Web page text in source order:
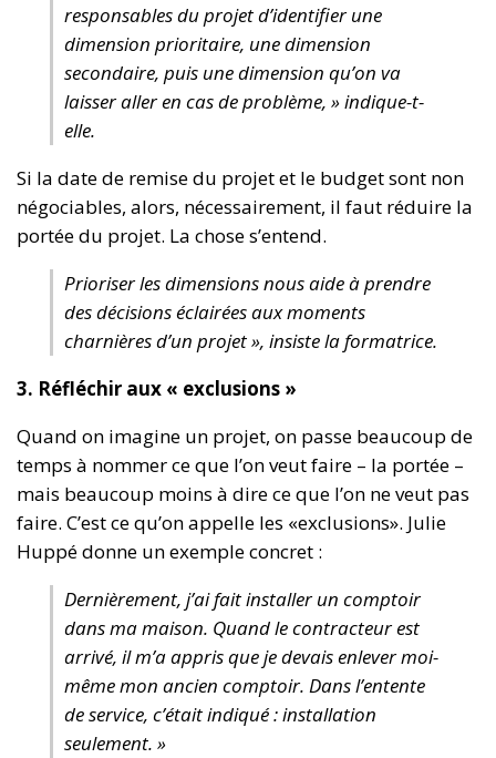
responsables du projet d’identifier une
dimension prioritaire, une dimension
secondaire, puis une dimension qu’on va
laisser aller en cas de problème, » indique-t-
elle.
Si la date de remise du projet et le budget sont non
négociables, alors, nécessairement, il faut réduire la
portée du projet. La chose s’entend.
Prioriser les dimensions nous aide à prendre
des décisions éclairées aux moments
charnières d’un projet », insiste la formatrice.
3. Réfléchir aux « exclusions »
Quand on imagine un projet, on passe beaucoup de
temps à nommer ce que l’on veut faire – la portée –
mais beaucoup moins à dire ce que l’on ne veut pas
faire. C’est ce qu’on appelle les «exclusions». Julie
Huppé donne un exemple concret :
Dernièrement, j’ai fait installer un comptoir
dans ma maison. Quand le contracteur est
arrivé, il m’a appris que je devais enlever moi-
même mon ancien comptoir. Dans l’entente
de service, c’était indiqué : installation
seulement. »